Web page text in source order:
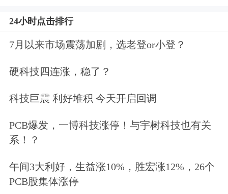
年以来最高。
26%，主要由婴儿潮一代组成，因为他
们有能力以退休储蓄现金购买下一套住
房。
24小时点击排行
7月以来市场震荡加剧，选老登or小登？
硬科技四连涨，稳了？
科技巨震 利好堆积 今天开启回调
PCB爆发，一博科技涨停！与宇树科技也有关
系！？
午间3大利好，生益涨10%，胜宏涨12%，26个
PCB股集体涨停